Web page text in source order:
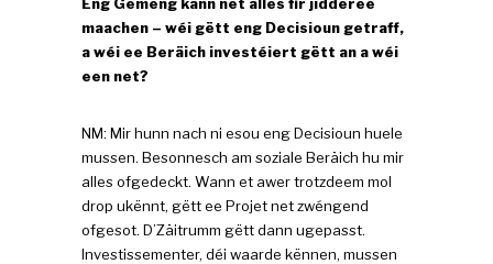
maachen – wéi gëtt eng Decisioun getraff,
a wéi ee Beräich investéiert gëtt an a wéi
een net?
NM: Mir hunn nach ni esou eng Decisioun huele
mussen. Besonnesch am soziale Beräich hu mir
alles ofgedeckt. Wann et awer trotzdeem mol
drop ukënnt, gëtt ee Projet net zwéngend
ofgesot. D’Zäitrumm gëtt dann ugepasst.
Investissementer, déi waarde kënnen, mussen